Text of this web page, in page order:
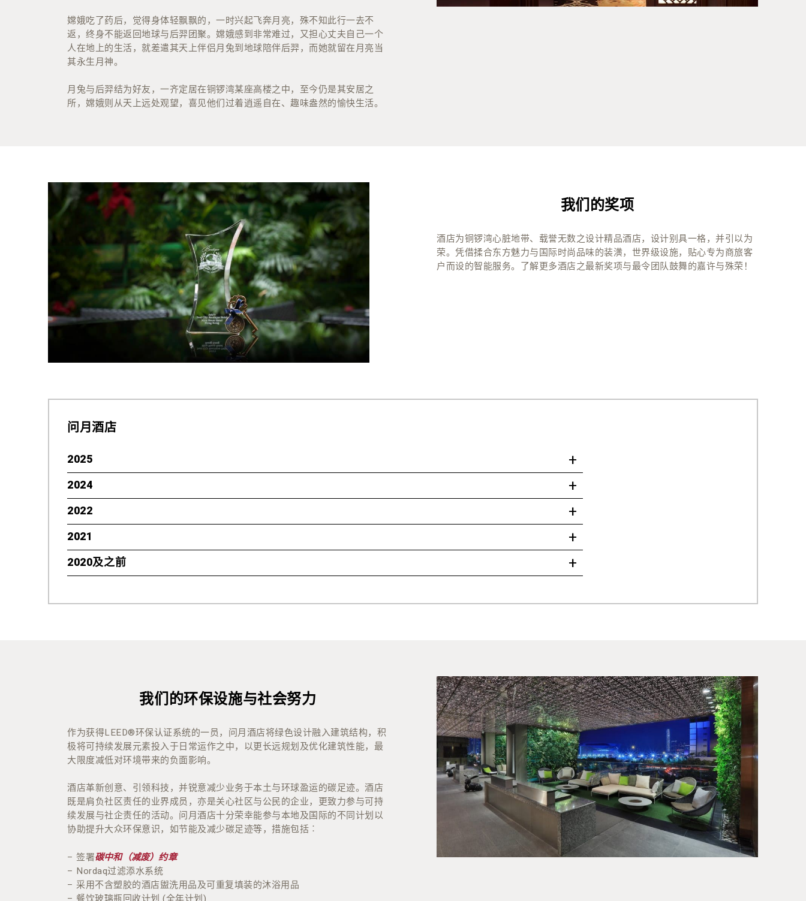
嫦娥吃了药后，觉得身体轻飘飘的，一时兴起飞奔月亮，殊不知此行一去不
返，终身不能返回地球与后羿团聚。嫦娥感到非常难过，又担心丈夫自己一个
人在地上的生活，就差遣其天上伴侣月兔到地球陪伴后羿，而她就留在月亮当
其永生月神。
月兔与后羿结为好友，一齐定居在铜锣湾某座高楼之中，至今仍是其安居之
所，嫦娥则从天上远处观望，喜见他们过着逍遥自在、趣味盎然的愉快生活。
我们的奖项
酒店为铜锣湾心脏地带、载誉无数之设计精品酒店，设计别具一格，并引以为
荣。凭借揉合东方魅力与国际时尚品味的装潢，世界级设施，贴心专为商旅客
户而设的智能服务。了解更多酒店之最新奖项与最令团队鼓舞的嘉许与殊荣！
问月酒店
2025
Condé Nast Traveller 2025 读者评选大奖 – 亚洲最佳酒店
32届世界旅游大奖－香港领先精品酒店
穆斯林旅游指标「 新月评等」 Crescent Rating 等级 3
香港绿色和可持续贡献大奖2025 – 杰出宜居城市生活贡献先锋卓越奖 – 推动清真友善社区
2024
31届世界旅游大奖－香港领先精品酒店
国际年度设计大奖ASTRID Awards－旅游项目嘉许铜奖
碳中和（减废）约章 感谢状 （问月酒店）
2022
2022年度 Time Out Recommended
2021
2021年度《世界旅游大奖》香港最佳精品酒店
2020及之前
2020年度《CEO Today Magazine – Corporate Travel Awards 2020》「年度精品酒店」
2019年度粤港澳酒店总经理协会「最佳商务酒店」
我们的环保设施与社会努力
作为获得LEED®环保认证系统的一员，问月酒店将绿色设计融入建筑结构，积
极将可持续发展元素投入于日常运作之中，以更长远规划及优化建筑性能，最
大限度减低对环境带来的负面影响。
酒店革新创意、引领科技，并锐意减少业务于本土与环球盈运的碳足迹。酒店
既是肩负社区责任的业界成员，亦是关心社区与公民的企业，更致力参与可持
续发展与社企责任的活动。问月酒店十分荣幸能参与本地及国际的不同计划以
协助提升大众环保意识，如节能及减少碳足迹等，措施包括︰
– 签署碳中和（减废）约章
– Nordaq过滤添水系统
– 采用不含塑胶的酒店盥洗用品及可重复填装的沐浴用品